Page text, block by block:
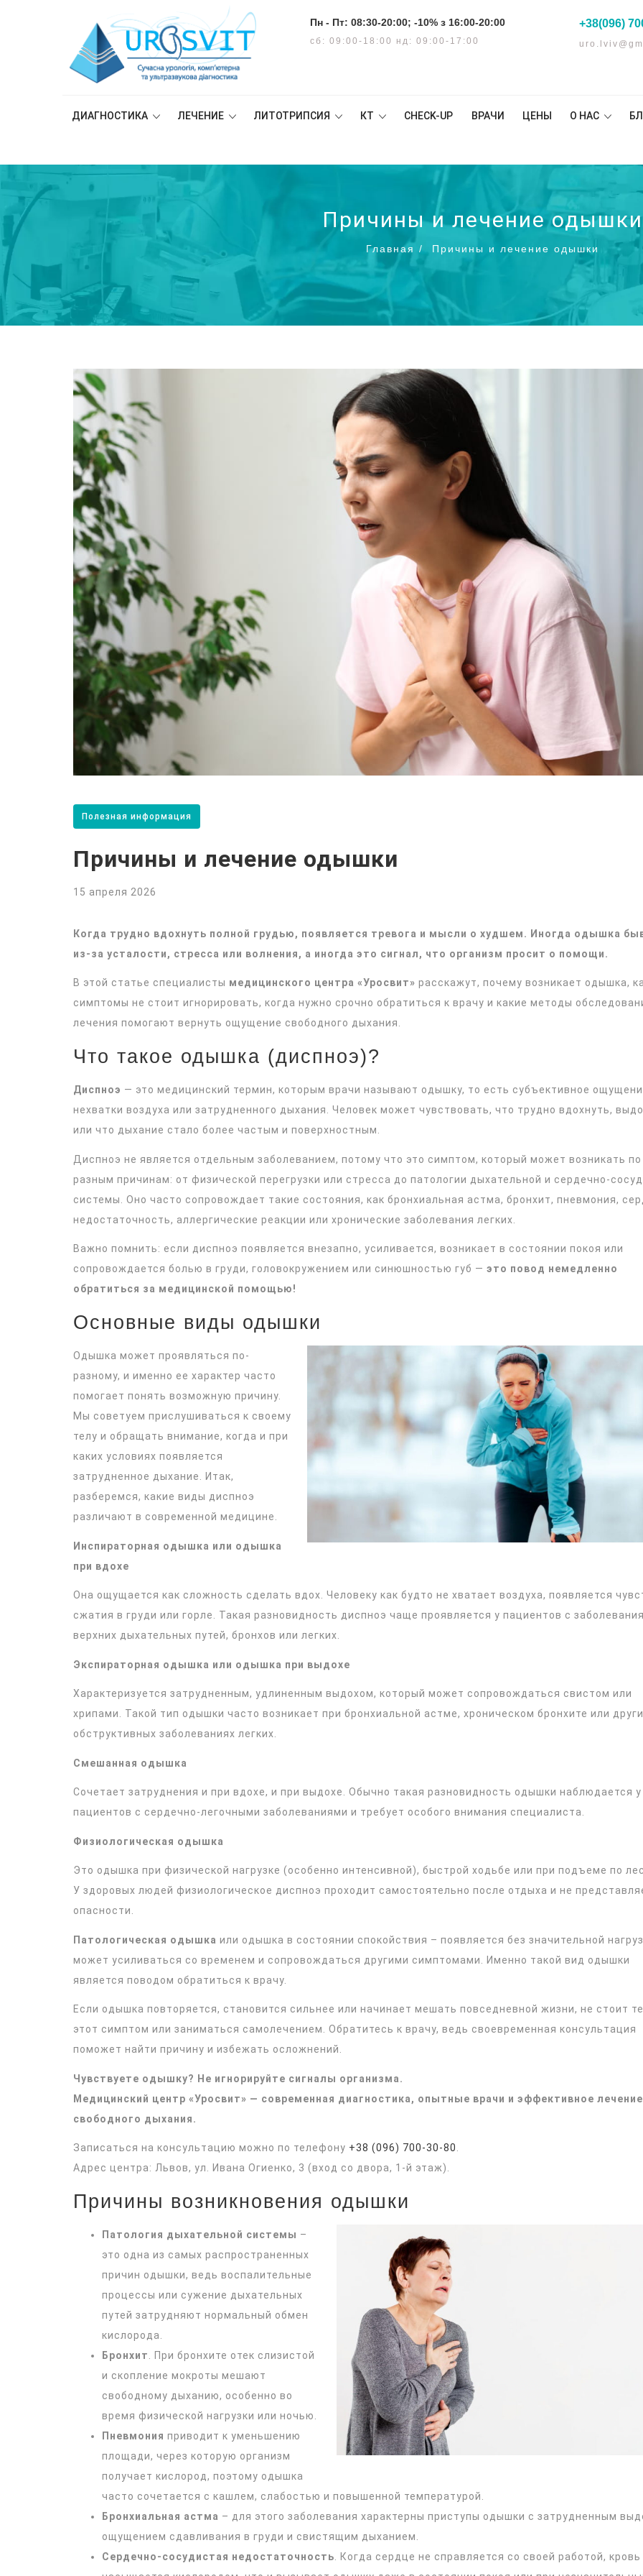
Пн - Пт: 08:30-20:00; -10% з 16:00-20:00
сб: 09:00-18:00 нд: 09:00-17:00
+38(096)
ДИАГНОСТИКА ЛЕЧЕНИЕ ЛИТОТРИПСИЯ КТ CHECK-UP ВРАЧИ ЦЕНЫ О НАС
Причины и лечение одышки
Главная / Причины и лечение одышки
Полезная информация
Причины и лечение одышки
15 апреля 2026
Когда трудно вдохнуть полной грудью, появляется тревога и мысли о худшем. Иногда одышка
из-за усталости, стресса или волнения, а иногда это сигнал, что организм просит о помощи.
В этой статье специалисты медицинского центра «Уросвит» расскажут, почему возникает одышка,
симптомы не стоит игнорировать, когда нужно срочно обратиться к врачу и какие методы
лечения помогают вернуть ощущение свободного дыхания.
Что такое одышка (диспноэ)?
Диспноэ — это медицинский термин, которым врачи называют одышку, то есть субъективное
нехватки воздуха или затрудненного дыхания. Человек может чувствовать, что трудно вдохнуть,
или что дыхание стало более частым и поверхностным.
Диспноэ не является отдельным заболеванием, потому что это симптом, который может возникать по
разным причинам: от физической перегрузки или стресса до патологии дыхательной и сердечно-
системы. Оно часто сопровождает такие состояния, как бронхиальная астма, бронхит, пневмония,
недостаточность, аллергические реакции или хронические заболевания легких.
Важно помнить: если диспноэ появляется внезапно, усиливается, возникает в состоянии покоя или
сопровождается болью в груди, головокружением или синюшностью губ — это повод немедленно
обратиться за медицинской помощью!
Основные виды одышки
Одышка может проявляться по-
разному, и именно ее характер часто
помогает понять возможную причину.
Мы советуем прислушиваться к своему
телу и обращать внимание, когда и при
каких условиях появляется
затрудненное дыхание. Итак,
разберемся, какие виды диспноэ
различают в современной медицине.
Инспираторная одышка или одышка
при вдохе
Она ощущается как сложность сделать вдох. Человеку как будто не хватает воздуха, появляется
сжатия в груди или горле. Такая разновидность диспноэ чаще проявляется у пациентов с
верхних дыхательных путей, бронхов или легких.
Экспираторная одышка или одышка при выдохе
Характеризуется затрудненным, удлиненным выдохом, который может сопровождаться свистом или
хрипами. Такой тип одышки часто возникает при бронхиальной астме, хроническом бронхите или
обструктивных заболеваниях легких.
Смешанная одышка
Сочетает затруднения и при вдохе, и при выдохе. Обычно такая разновидность одышки наблюдается у
пациентов с сердечно-легочными заболеваниями и требует особого внимания специалиста.
Физиологическая одышка
Это одышка при физической нагрузке (особенно интенсивной), быстрой ходьбе или при подъеме по
У здоровых людей физиологическое диспноэ проходит самостоятельно после отдыха и не
опасности.
Патологическая одышка или одышка в состоянии спокойствия – появляется без значительной
может усиливаться со временем и сопровождаться другими симптомами. Именно такой вид одышки
является поводом обратиться к врачу.
Если одышка повторяется, становится сильнее или начинает мешать повседневной жизни, не стоит
этот симптом или заниматься самолечением. Обратитесь к врачу, ведь своевременная консультация
поможет найти причину и избежать осложнений.
Чувствуете одышку? Не игнорируйте сигналы организма.
Медицинский центр «Уросвит» — современная диагностика, опытные врачи и эффективное
свободного дыхания.
Записаться на консультацию можно по телефону +38 (096) 700-30-80
Адрес центра: Львов, ул. Ивана Огиенко, 3 (вход со двора, 1-й этаж).
Причины возникновения одышки
Патология дыхательной системы –
это одна из самых распространенных
причин одышки, ведь воспалительные
процессы или сужение дыхательных
путей затрудняют нормальный обмен
кислорода.
Бронхит
. При бронхите отек слизистой
и скопление мокроты мешают
свободному дыханию, особенно во
время физической нагрузки или ночью.
Пневмония приводит к уменьшению
площади, через которую организм
получает кислород, поэтому одышка
часто сочетается с кашлем, слабостью и повышенной температурой.
Бронхиальная астма – для этого заболевания характерны приступы одышки с затрудненным
ощущением сдавливания в груди и свистящим дыханием.
Сердечно-сосудистая недостаточность . Когда сердце не справляется со своей работой,